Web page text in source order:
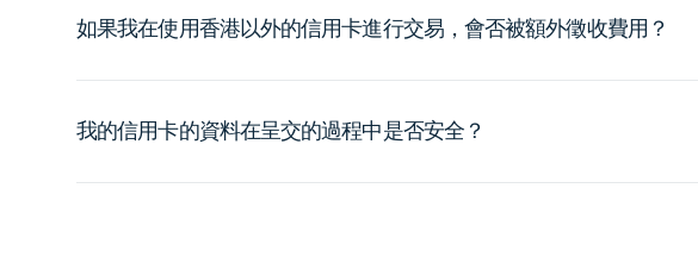
如果我在使用香港以外的信用卡進行交易，會否被額外徵收費用？
我的信用卡的資料在呈交的過程中是否安全？